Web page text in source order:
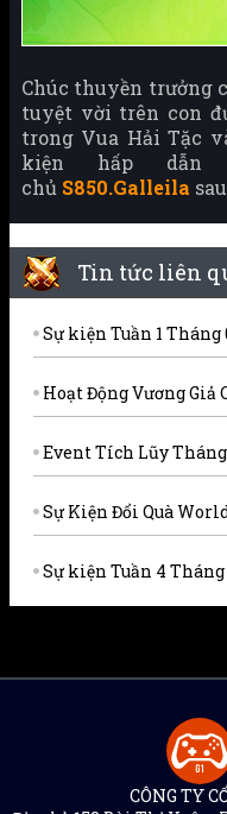
Chúc thuyền trưởng
tuyệt vời trên con
trong Vua Hải Tặc
kiện hấp dẫn
chủ S850.Galleila sau
Tin tức liên
Sự kiện Tuần 1 Tháng
Hoạt Động Vương Giả
Event Tích Lũy Tháng
Sự Kiện Đổi Quà
Sự kiện Tuần 4 Tháng
CÔNG TY